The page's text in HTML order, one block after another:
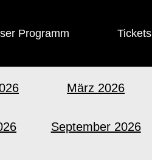
Programm Tickets
März 2026
September 2026